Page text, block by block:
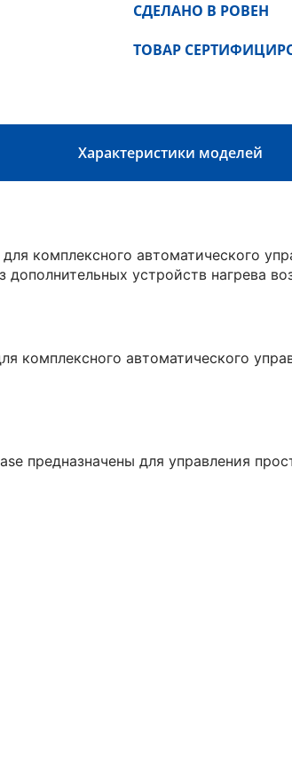
СДЕЛАНО В РОВЕН
ТОВАР
Характеристики моделей
комплексного автоматического
устройств нагрева
комплексного автоматического
предназначены для управления